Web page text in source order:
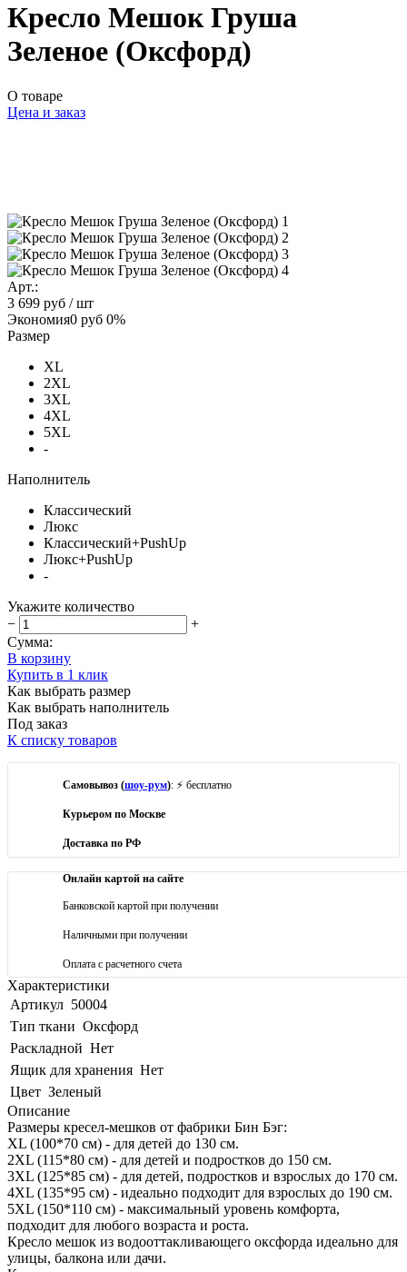
Кресло Мешок Груша
Зеленое (Оксфорд)
О товаре
Цена и заказ
Арт.:
3 699 руб / шт
Экономия0 руб 0%
Размер
XL
2XL
3XL
4XL
5XL
-
Наполнитель
Классический
Люкс
Классический+PushUp
Люкс+PushUp
-
Укажите количество
−
+
Сумма:
В корзину
Купить в 1 клик
Как выбрать размер
Как выбрать наполнитель
Под заказ
К списку товаров
Самовывоз (шоу-рум): ⚡ бесплатно
Курьером по Москве
Доставка по РФ
Онлайн картой на сайте
Банковской картой при получении
Наличными при получении
Оплата с расчетного счета
Характеристики
Артикул 50004
Тип ткани Оксфорд
Раскладной Нет
Ящик для хранения Нет
Цвет Зеленый
Описание
Размеры кресел-мешков от фабрики Бин Бэг:
XL (100*70 см) - для детей до 130 см.
2XL (115*80 см) - для детей и подростков до 150 см.
3XL (125*85 см) - для детей, подростков и взрослых до 170 см.
4XL (135*95 см) - идеально подходит для взрослых до 190 см.
5XL (150*110 см) - максимальный уровень комфорта,
подходит для любого возраста и роста.
Кресло мешок из водооттакливающего оксфорда идеально для
улицы, балкона или дачи.